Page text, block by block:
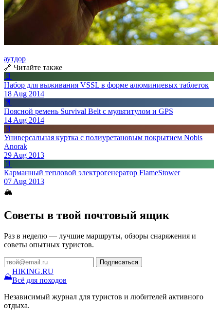
аутдор
🔗 Читайте также
📄
Набор для выживания VSSL в форме алюминиевых таблеток
18 Aug 2014
📄
Поясной ремень Survival Belt с мультитулом и GPS
14 Aug 2014
📄
Универсальная куртка с полиуретановым покрытием Nobis
Anorak
29 Aug 2013
📄
Карманный тепловой электрогенератор FlameStower
07 Aug 2013
🏔
Советы в твой почтовый ящик
Раз в неделю — лучшие маршруты, обзоры снаряжения и
советы опытных туристов.
Подписаться
⛰
HIKING.RU
Всё для походов
Независимый журнал для туристов и любителей активного
отдыха.